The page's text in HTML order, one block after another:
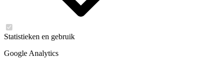
Statistieken en gebruik
Google Analytics